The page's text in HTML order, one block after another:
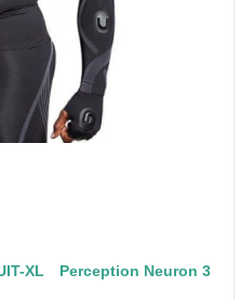
XL Perception Neuron 3